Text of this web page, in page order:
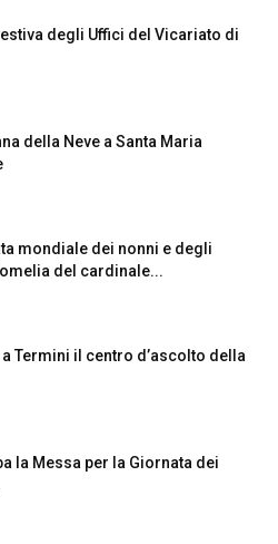
degli Uffici del Vicariato di
della Neve a Santa Maria
mondiale dei nonni e degli
del cardinale...
Termini il centro d’ascolto della
la Messa per la Giornata dei